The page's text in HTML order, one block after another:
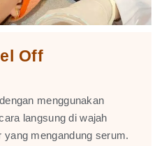
Off
menggunakan
langsung di wajah
mengandung serum.